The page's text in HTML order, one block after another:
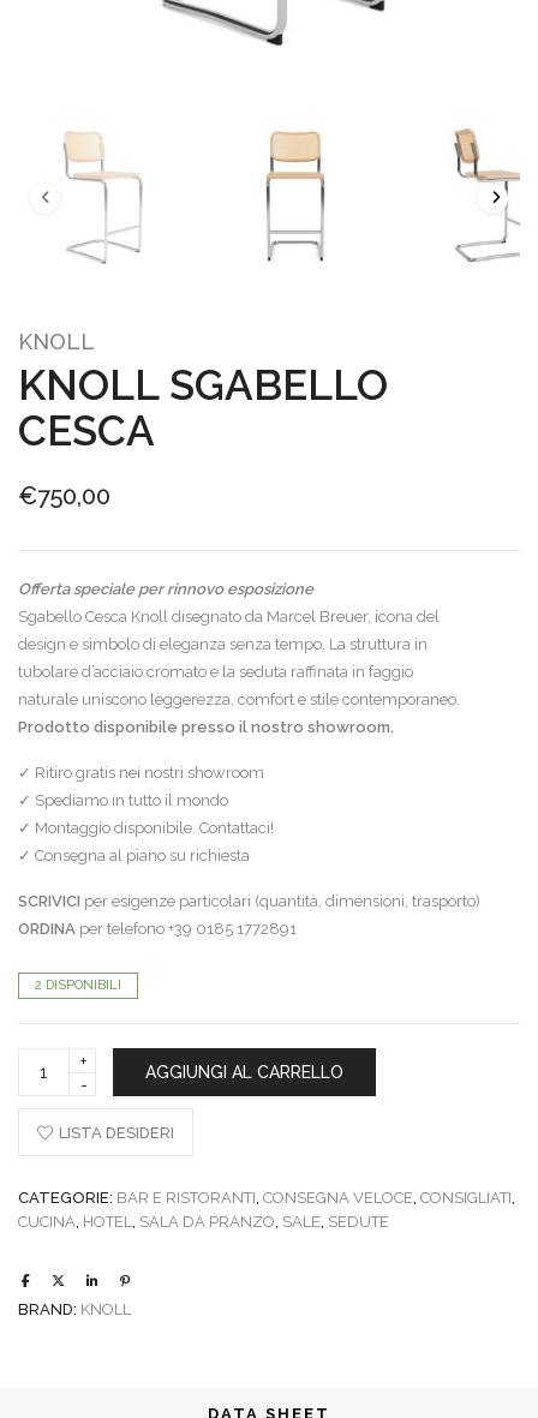
KNOLL
KNOLL SGABELLO
CESCA
€750,00
Offerta speciale per rinnovo esposizione
Sgabello Cesca Knoll disegnato da Marcel Breuer, icona del
design e simbolo di eleganza senza tempo. La struttura in
tubolare d’acciaio cromato e la seduta raffinata in faggio
naturale uniscono leggerezza, comfort e stile contemporaneo.
Prodotto disponibile presso il nostro showroom.
✓ Ritiro gratis nei nostri showroom
✓ Spediamo in tutto il mondo
✓ Montaggio disponibile. Contattaci!
✓ Consegna al piano su richiesta
SCRIVICI per esigenze particolari (quantità, dimensioni, trasporto)
ORDINA per telefono +39 0185 1772891
2 DISPONIBILI
sgabello
AGGIUNGI AL CARRELLO
LISTA DESIDERI
CATEGORIE: BAR E RISTORANTI, CONSEGNA VELOCE, CONSIGLIATI,
CUCINA, HOTEL, SALA DA PRANZO, SALE, SEDUTE
BRAND: KNOLL
DATA SHEET